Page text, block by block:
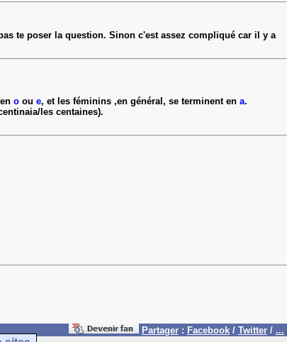
te poser la question. Sinon c'est assez compliqué car il y a
o ou e, et les féminins ,en général, se terminent en a.
les centaines).
Partager : Facebook / Twitter / ...